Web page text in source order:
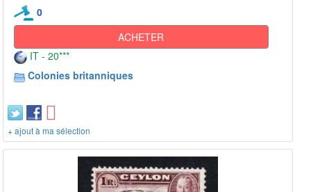
0
ACHETER
IT - 20***
Colonies britanniques
+ ajout à ma sélection